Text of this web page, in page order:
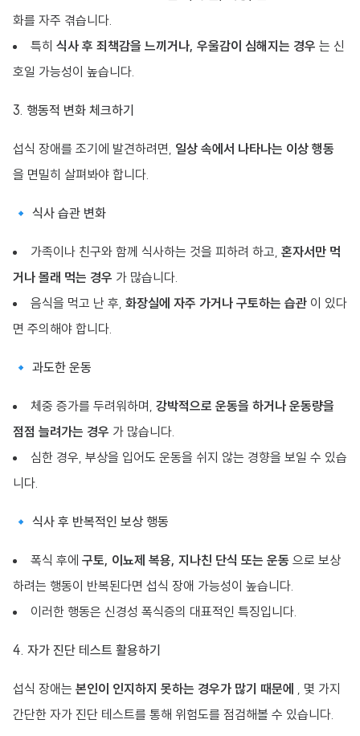
화를 자주 겪습니다.
특히 식사 후 죄책감을 느끼거나, 우울감이 심해지는 경우 는 신
호일 가능성이 높습니다.
3. 행동적 변화 체크하기
섭식 장애를 조기에 발견하려면, 일상 속에서 나타나는 이상 행동
을 면밀히 살펴봐야 합니다.
🔹 식사 습관 변화
가족이나 친구와 함께 식사하는 것을 피하려 하고, 혼자서만 먹
거나 몰래 먹는 경우 가 많습니다.
음식을 먹고 난 후, 화장실에 자주 가거나 구토하는 습관 이 있다
면 주의해야 합니다.
🔹 과도한 운동
체중 증가를 두려워하며, 강박적으로 운동을 하거나 운동량을
점점 늘려가는 경우 가 많습니다.
심한 경우, 부상을 입어도 운동을 쉬지 않는 경향을 보일 수 있습
니다.
🔹 식사 후 반복적인 보상 행동
폭식 후에 구토, 이뇨제 복용, 지나친 단식 또는 운동 으로 보상
하려는 행동이 반복된다면 섭식 장애 가능성이 높습니다.
이러한 행동은 신경성 폭식증의 대표적인 특징입니다.
4. 자가 진단 테스트 활용하기
섭식 장애는 본인이 인지하지 못하는 경우가 많기 때문에 , 몇 가지
간단한 자가 진단 테스트를 통해 위험도를 점검해볼 수 있습니다.